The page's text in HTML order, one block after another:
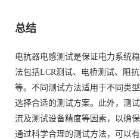
总结
电抗器电感测试是保证电力系统
法包括LCR测试、电桥测试、阻
等。不同测试方法适用于不同类
选择合适的测试方案。此外，测
流及测试设备精度等因素，以确
通过科学合理的测试方法，可以